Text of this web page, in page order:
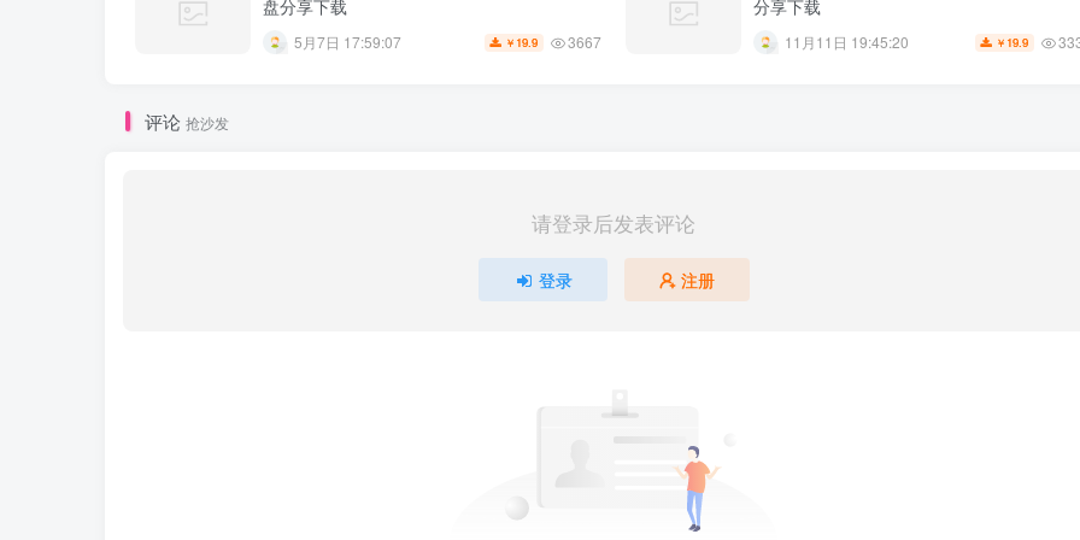
盘分享下载
5月7日 17:59:07 ￥ 19.9 3667
分享下载
11月11日 19:45:20 ￥ 19.9
评论 抢沙发
请登录后发表评论
登录 注册